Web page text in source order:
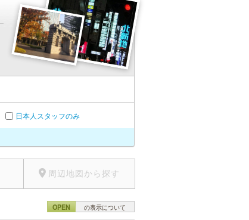
日本人スタッフのみ
周辺地図から探す
OPEN の表示について